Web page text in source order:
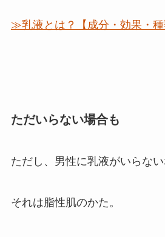
≫乳液とは？【成分・効果・種
ただいらない場合も
ただし、男性に乳液がいらない
それは脂性肌のかた。